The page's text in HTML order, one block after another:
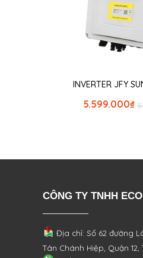
INVERTER JFY
₫
5.599.000
CÔNG TY TNHH
Địa chỉ: Số 62 đường
Tân Chánh Hiệp, Quận 12,